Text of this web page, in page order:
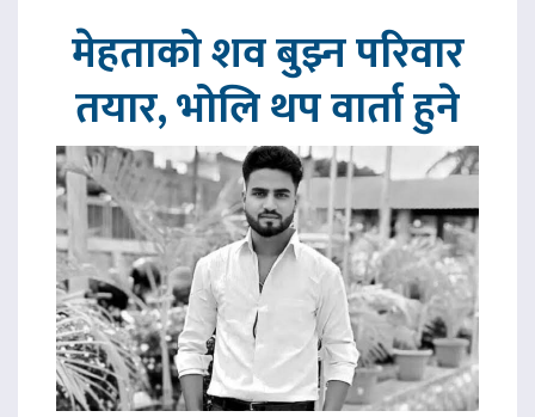
मेहताको शव बुझ्न परिवार
तयार, भोलि थप वार्ता हुने